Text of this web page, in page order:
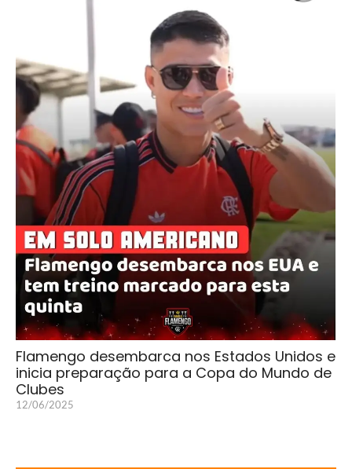
Flamengo desembarca nos Estados Unidos e
inicia preparação para a Copa do Mundo de
Clubes
12/06/2025